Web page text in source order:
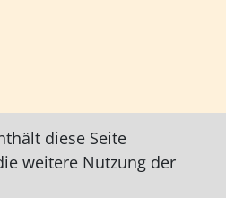
diese Seite
weitere Nutzung der